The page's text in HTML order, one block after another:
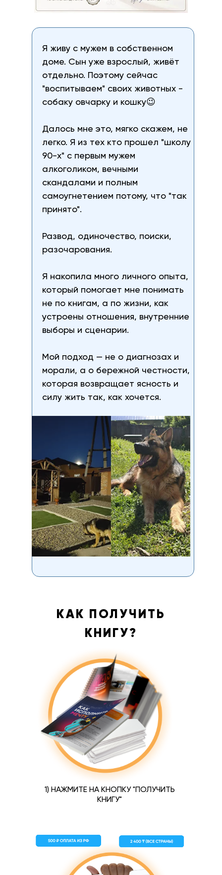
Я живу с мужем в собственном
доме. Сын уже взрослый, живёт
отдельно. Поэтому сейчас
"воспитываем" своих животных -
собаку овчарку и кошку😉
Далось мне это, мягко скажем, не
легко. Я из тех кто прошел "школу
90-х" с первым мужем
алкоголиком, вечными
скандалами и полным
самоугнетением потому, что "так
принято".
Развод, одиночество, поиски,
разочарования.
Я накопила много личного опыта,
который помогает мне понимать
не по книгам, а по жизни, как
устроены отношения, внутренние
выборы и сценарии.
Мой подход — не о диагнозах и
морали, а о бережной честности,
которая возвращает ясность и
силу жить так, как хочется.
1) НАЖМИТЕ НА КНОПКУ "ПОЛУЧИТЬ
КНИГУ"
КАК ПОЛУЧИТЬ
КНИГУ?